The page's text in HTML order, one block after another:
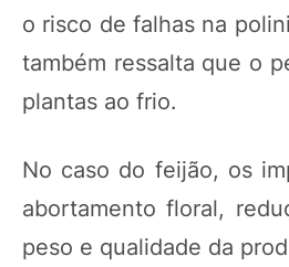
o risco de falhas na
também ressalta que o
plantas ao frio.
No caso do feijão, os
abortamento floral,
peso e qualidade da